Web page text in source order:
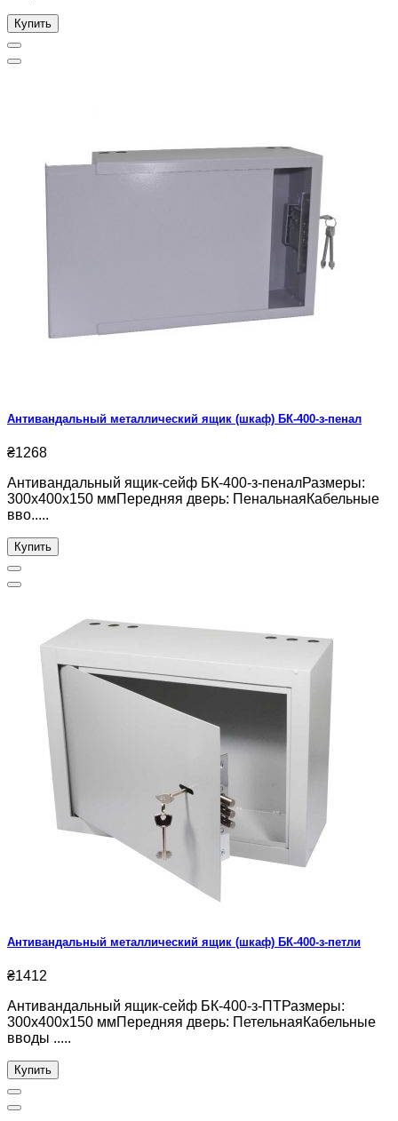
Купить
Антивандальный металлический ящик (шкаф) БК-400-з-пенал
₴1268
Антивандальный ящик-сейф БК-400-з-пеналРазмеры:
300х400х150 ммПередняя дверь: ПенальнаяКабельные
вво.....
Купить
Антивандальный металлический ящик (шкаф) БК-400-з-петли
₴1412
Антивандальный ящик-сейф БК-400-з-ПТРазмеры:
300х400х150 ммПередняя дверь: ПетельнаяКабельные
вводы .....
Купить